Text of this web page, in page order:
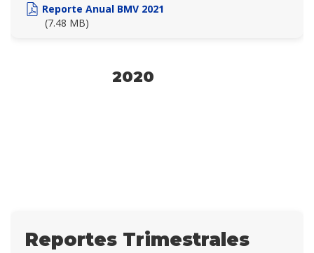
Reporte Anual BMV 2021
(7.48 MB)
2020
Reportes Trimestrales